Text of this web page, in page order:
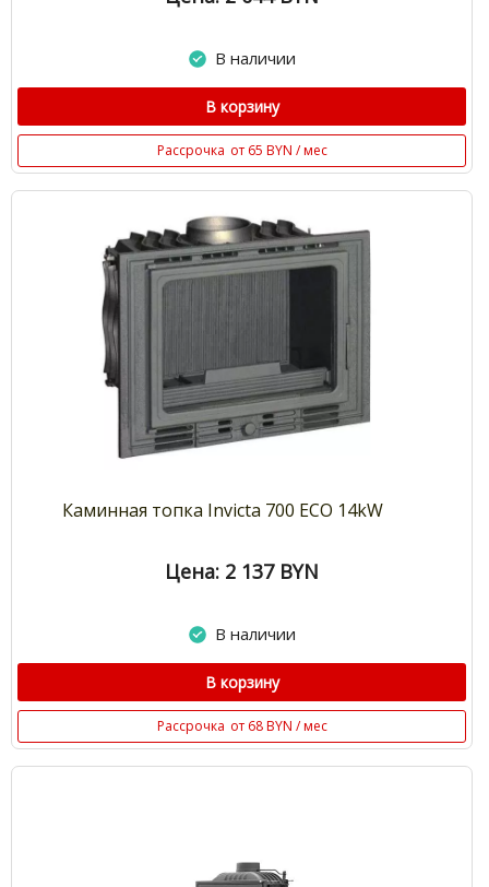
В наличии
В корзину
Рассрочка от 65 BYN / мес
Каминная топка Invicta 700 ECO 14kW
Цена: 2 137 BYN
В наличии
В корзину
Рассрочка от 68 BYN / мес